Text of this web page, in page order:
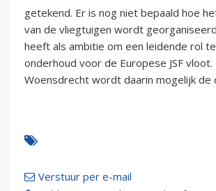
getekend. Er is nog niet bepaald hoe
van de vliegtuigen wordt
heeft als ambitie om een leidende rol
onderhoud voor de Europese JSF
Woensdrecht wordt daarin mogelijk de
Verstuur per e-mail